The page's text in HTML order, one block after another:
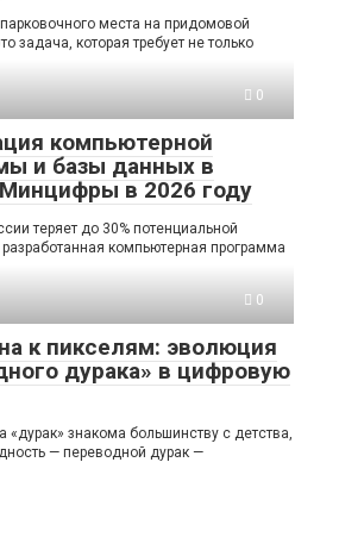
места на придомовой
задача, которая требует не только
0
компьютерной
и базы данных в
в 2026 году
теряет до 30% потенциальной
компьютерная программа
0
к пикселям: эволюция
дурака» в цифровую
«дурак» знакома большинству с детства,
— переводной дурак —